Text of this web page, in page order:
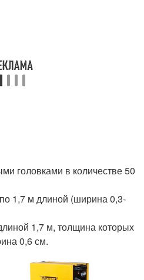
головками в количестве 50
1,7 м длиной (ширина 0,3-
1,7 м, толщина которых
0,6 см.